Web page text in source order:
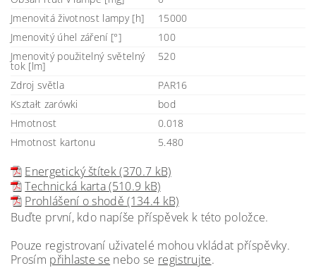
Jmenovitá životnost lampy [h]
15000
Jmenovitý úhel záření [°]
100
Jmenovitý použitelný světelný
tok [lm]
520
Zdroj světla
PAR16
Kształt zarówki
bod
Hmotnost
0.018
Hmotnost kartonu
5.480
Energetický štítek (370.7 kB)
Technická karta (510.9 kB)
Prohlášení o shodě (134.4 kB)
Buďte první, kdo napíše příspěvek k této položce.
Pouze registrovaní uživatelé mohou vkládat příspěvky.
Prosím přihlaste se nebo se registrujte.